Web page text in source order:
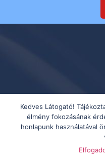
Kedves Látogató!
élmény fokozásának
honlapunk használatával